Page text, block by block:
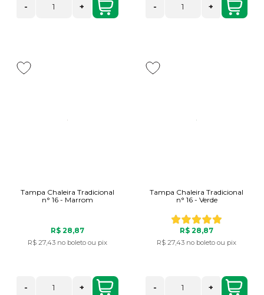
- + - +
Tampa Chaleira Tradicional
n° 16 - Marrom
R$ 28,87
R$ 27,43 no boleto ou pix
- +
Tampa Chaleira Tradicional
n° 16 - Verde
R$ 28,87
R$ 27,43 no boleto ou pix
- +